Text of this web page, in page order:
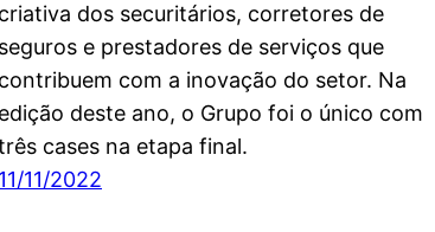
criativa dos securitários, corretores de
seguros e prestadores de serviços que
contribuem com a inovação do setor. Na
edição deste ano, o Grupo foi o único com
cases na etapa final.
11/11/2022